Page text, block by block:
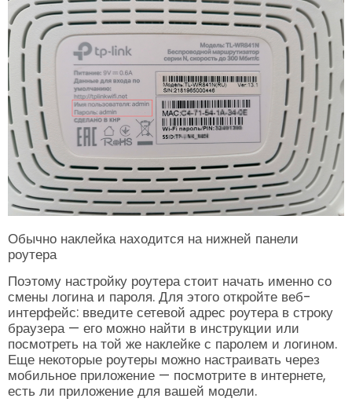
Обычно наклейка находится на нижней панели
роутера
Поэтому настройку роутера стоит начать именно со
смены логина и пароля. Для этого откройте веб-
интерфейс: введите сетевой адрес роутера в строку
браузера — его можно найти в инструкции или
посмотреть на той же наклейке с паролем и логином.
Еще некоторые роутеры можно настраивать через
мобильное приложение — посмотрите в интернете,
есть ли приложение для вашей модели.